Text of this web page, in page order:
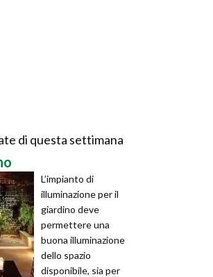
di questa settimana
L’impianto di
illuminazione per il
giardino deve
permettere una
buona illuminazione
dello spazio
disponibile, sia per